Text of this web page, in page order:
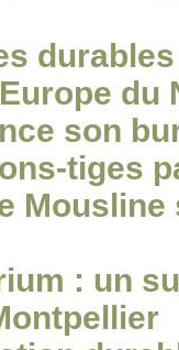
du
son
tiges
: un